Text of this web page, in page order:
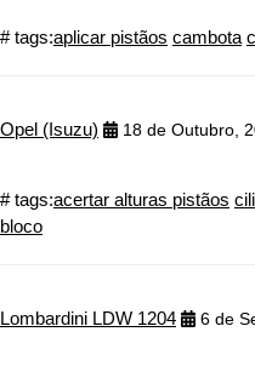
# tags:aplicar pistãos cambota
Opel (Isuzu) 18 de Outubro,
# tags:acertar alturas pistãos
bloco
Lombardini LDW 1204 6 de